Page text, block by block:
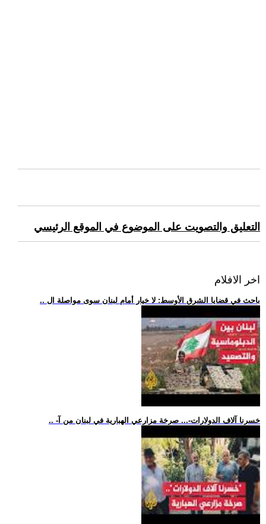
التعليق والتصويت على الموضوع في الموقع الرئيسي
اخر الافلام
.. باحث في قضايا الشرق الأوسط: لا خيار أمام لبنان سوى مواصلة ال
.. -خسرنا آلاف الدولارات-... صرخة مزارعي الهبارية في لبنان من آ